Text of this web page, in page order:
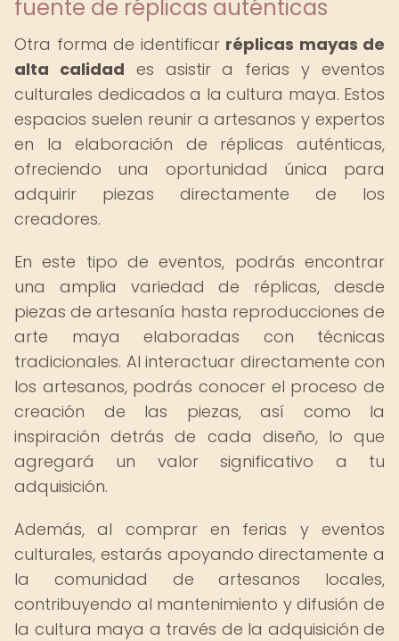
fuente de réplicas auténticas
Otra forma de identificar réplicas mayas de
alta calidad es asistir a ferias y eventos
culturales dedicados a la cultura maya. Estos
espacios suelen reunir a artesanos y expertos
en la elaboración de réplicas auténticas,
ofreciendo una oportunidad única para
adquirir piezas directamente de los
creadores.
En este tipo de eventos, podrás encontrar
una amplia variedad de réplicas, desde
piezas de artesanía hasta reproducciones de
arte maya elaboradas con técnicas
tradicionales. Al interactuar directamente con
los artesanos, podrás conocer el proceso de
creación de las piezas, así como la
inspiración detrás de cada diseño, lo que
agregará un valor significativo a tu
adquisición.
Además, al comprar en ferias y eventos
culturales, estarás apoyando directamente a
la comunidad de artesanos locales,
contribuyendo al mantenimiento y difusión de
la cultura maya a través de la adquisición de